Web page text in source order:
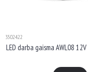
3502422
LED darba gaisma AWL08